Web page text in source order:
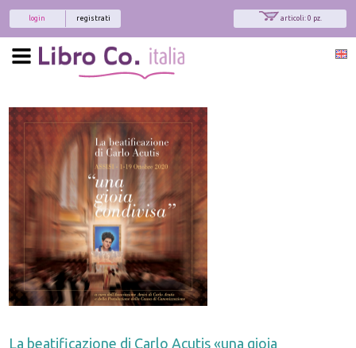
articoli: 0 pz.
registrati
login
La beatificazione di Carlo Acutis «una gioia
Interessato ai nostri libri?
Allora iscriviti alla nostra newsletter!
Sarai informato delle nostre novità, potrai
comunque cancellarti quando desideri.
modulo di iscrizione